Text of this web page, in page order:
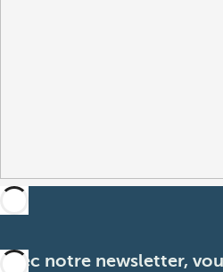
Avec notre newsletter,